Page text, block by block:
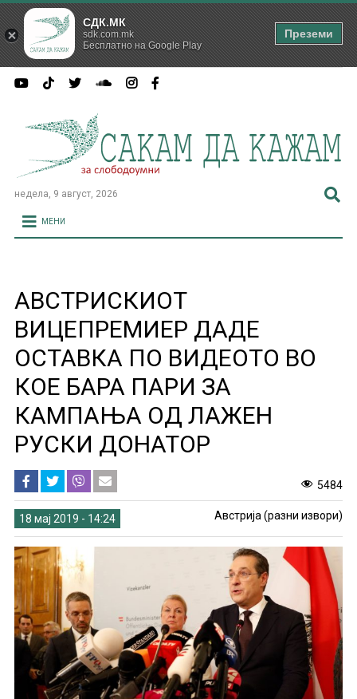
недела, 9 август, 2026
МЕНИ
АВСТРИСКИОТ
ВИЦЕПРЕМИЕР ДАДЕ
ОСТАВКА ПО ВИДЕОТО ВО
КОЕ БАРА ПАРИ ЗА
КАМПАЊА ОД ЛАЖЕН
РУСКИ ДОНАТОР
5484
18 мај 2019 - 14:24 Австрија (разни извори)
СДК.МК
sdk.com.mk
Бесплатно на Google Play
Преземи